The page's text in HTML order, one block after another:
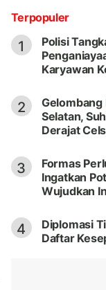
Terpopuler
1
Polisi
Karyawan
2
Gelombang
Selatan,
Derajat
3
Formas
Ingatkan
Wujudkan
4
Diplomasi
Daftar